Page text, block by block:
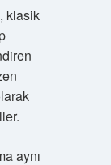
klasik
aynı